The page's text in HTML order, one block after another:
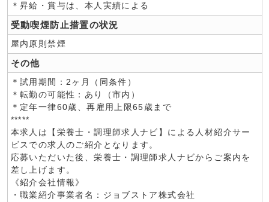
＊昇給・賞与は、本人実績による
受動喫煙防止措置の状況
屋内原則禁煙
その他
＊試用期間：2ヶ月（同条件）
＊転勤の可能性：あり（市内）
＊定年一律60歳、再雇用上限65歳まで
*****
本求人は【栄養士・調理師求人ナビ】による人材紹介サー
ビスでの求人のご紹介となります。
応募いただいた後、栄養士・調理師求人ナビからご案内を
差し上げます。
《紹介会社情報》
・職業紹介事業者名：ジョブストア株式会社